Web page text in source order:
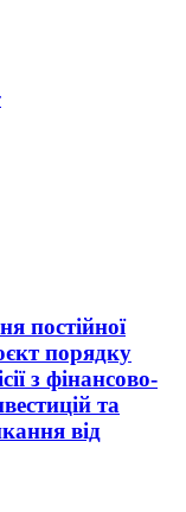
постійної
порядку
з фінансово-
та
від